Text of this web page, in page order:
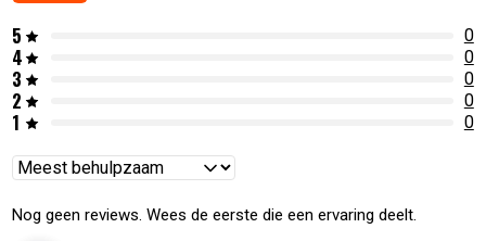
5 0
4 0
3 0
2 0
1 0
Reviews
Nog geen reviews. Wees de eerste die een ervaring deelt.